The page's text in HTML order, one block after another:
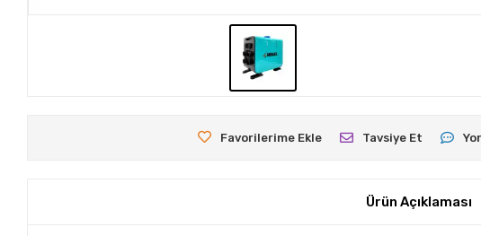
Favorilerime Ekle Tavsiye Et
Ürün Açıklaması